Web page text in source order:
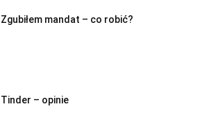
Zgubiłem mandat – co robić?
Tinder – opinie